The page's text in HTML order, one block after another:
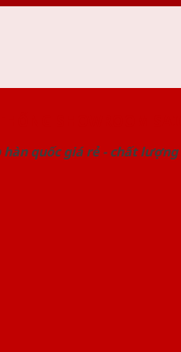
quốc giá rẻ - chất lượng